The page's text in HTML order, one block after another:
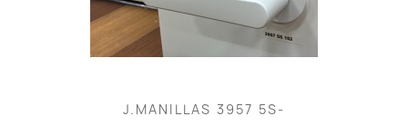
J.MANILLAS 3957 5S-